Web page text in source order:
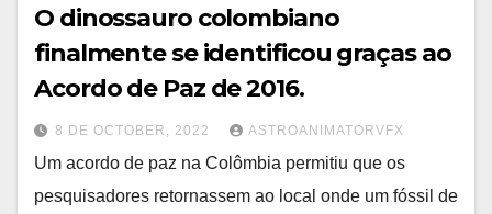
O dinossauro colombiano
finalmente se identificou graças ao
Acordo de Paz de 2016.
8 DE OCTOBER, 2022 ASTROANIMATORVFX
Um acordo de paz na Colômbia permitiu que os
pesquisadores retornassem ao local onde um fóssil de